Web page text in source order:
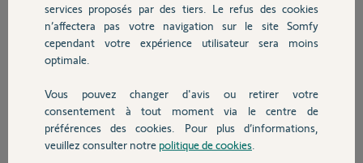
Autres produits
Devis avec un pro
Contact
Bonsoir,
Comment avez-vous jumeler le V400 au portail, par câblage ou radio RTS
Alexandre R. il y a environ 9 ans
services proposés par des tiers. Le refus des cookies
n’affectera pas votre navigation sur le site Somfy
cependant votre expérience utilisateur sera moins
optimale.
Vous pouvez changer d'avis ou retirer votre
consentement à tout moment via le centre de
préférences des cookies. Pour plus d’informations,
veuillez consulter notre politique de cookies